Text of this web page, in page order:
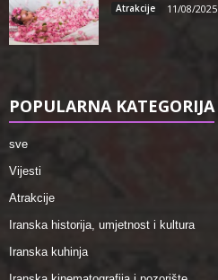
Atrakcije 11/08/2025
POPULARNA KATEGORIJA
sve
Vijesti
Atrakcije
Iranska historija, umjetnost i kultura
Iranska kuhinja